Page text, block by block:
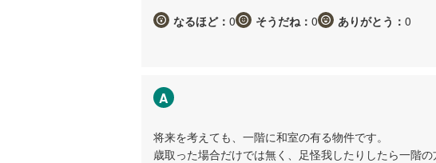
なるほど： 0 そうだね： 0 ありがとう： 0
A
将来を考えても、一階に和室の有る物件です。
歳取った場合だけでは無く、足怪我したりしたら一階の